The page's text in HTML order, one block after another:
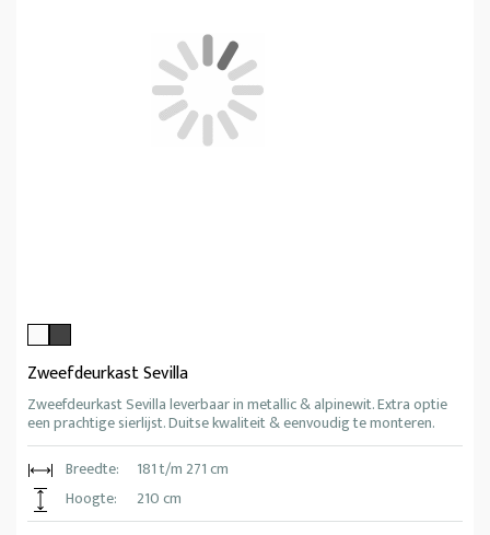
Zweefdeurkast Sevilla
Zweefdeurkast Sevilla leverbaar in metallic & alpinewit. Extra optie
een prachtige sierlijst. Duitse kwaliteit & eenvoudig te monteren.
Breedte:
181 t/m 271 cm
Hoogte:
210 cm